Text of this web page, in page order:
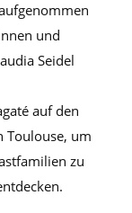
und
Seidel
auf den
Toulouse, um
zu